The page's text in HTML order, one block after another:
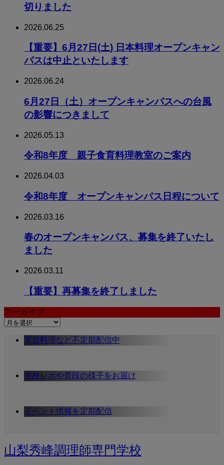
切りました
2026.06.25
【重要】6月27日(土) 日本料理オープンキャン
パスは中止といたします
2026.06.24
6月27日（土）オープンキャンパスへの台風
の影響につきまして
2026.05.13
令和8年度 親子食育料理教室のご案内
2026.04.03
令和8年度 オープンキャンパス日程について
2026.03.16
春のオープンキャンパス、募集を終了いたし
ました
2026.03.11
【重要】再募集を終了しました
アーカイブ
ア
実習料理など不定期配信中
学校レポや普段の様子をお届け
イベント情報を定期配信
山梨秀峰調理師専門学校